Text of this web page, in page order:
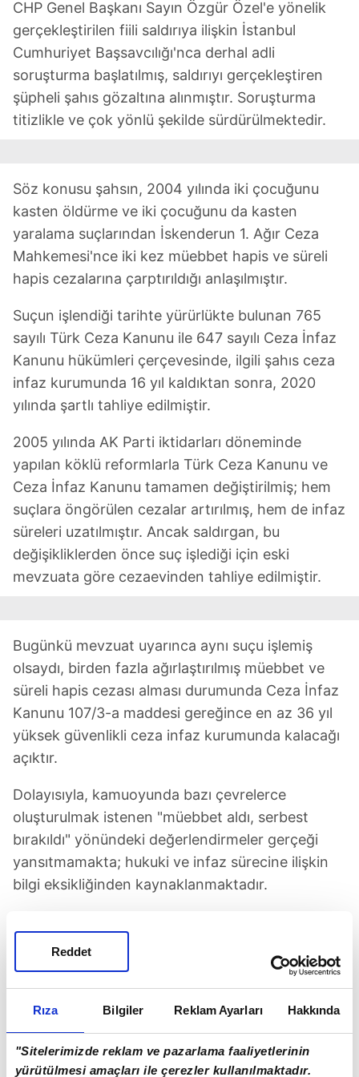
Rıza Bilgiler Reklam Ayarları Hakkında
"Sitelerimizde reklam ve pazarlama faaliyetlerinin
yürütülmesi amaçları ile çerezler kullanılmaktadır.
Reddet
CHP Genel Başkanı Sayın Özgür Özel'e yönelik
gerçekleştirilen fiili saldırıya ilişkin İstanbul
Cumhuriyet Başsavcılığı'nca derhal adli
soruşturma başlatılmış, saldırıyı gerçekleştiren
şüpheli şahıs gözaltına alınmıştır. Soruşturma
titizlikle ve çok yönlü şekilde sürdürülmektedir.
Söz konusu şahsın, 2004 yılında iki çocuğunu
kasten öldürme ve iki çocuğunu da kasten
yaralama suçlarından İskenderun 1. Ağır Ceza
Mahkemesi'nce iki kez müebbet hapis ve süreli
hapis cezalarına çarptırıldığı anlaşılmıştır.
Suçun işlendiği tarihte yürürlükte bulunan 765
sayılı Türk Ceza Kanunu ile 647 sayılı Ceza İnfaz
Kanunu hükümleri çerçevesinde, ilgili şahıs ceza
infaz kurumunda 16 yıl kaldıktan sonra, 2020
yılında şartlı tahliye edilmiştir.
2005 yılında AK Parti iktidarları döneminde
yapılan köklü reformlarla Türk Ceza Kanunu ve
Ceza İnfaz Kanunu tamamen değiştirilmiş; hem
suçlara öngörülen cezalar artırılmış, hem de infaz
süreleri uzatılmıştır. Ancak saldırgan, bu
değişikliklerden önce suç işlediği için eski
mevzuata göre cezaevinden tahliye edilmiştir.
Bugünkü mevzuat uyarınca aynı suçu işlemiş
olsaydı, birden fazla ağırlaştırılmış müebbet ve
süreli hapis cezası alması durumunda Ceza İnfaz
Kanunu 107/3-a maddesi gereğince en az 36 yıl
yüksek güvenlikli ceza infaz kurumunda kalacağı
açıktır.
Dolayısıyla, kamuoyunda bazı çevrelerce
oluşturulmak istenen "müebbet aldı, serbest
bırakıldı" yönündeki değerlendirmeler gerçeği
yansıtmamakta; hukuki ve infaz sürecine ilişkin
bilgi eksikliğinden kaynaklanmaktadır.